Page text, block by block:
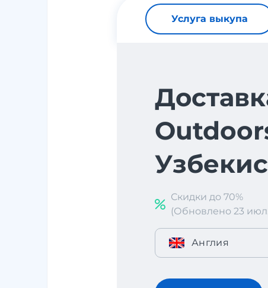
Услуга выкупа
Скидки до 70%
(Обновлено 23 июл.
Англия